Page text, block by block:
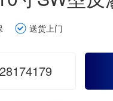
送货上门